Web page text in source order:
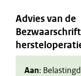
Advies van de
Aan: